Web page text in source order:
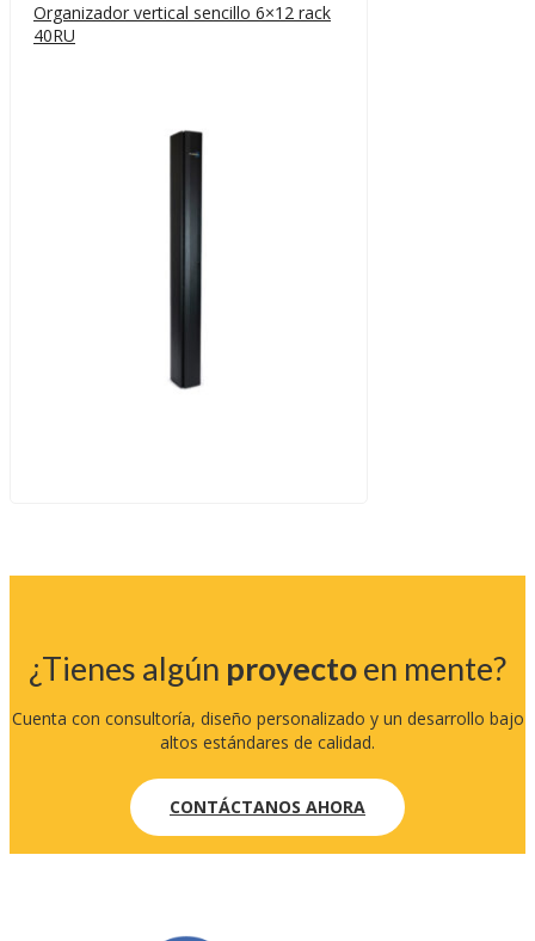
Organizador vertical sencillo 6×12 rack
40RU
¿Tienes algún proyectoen mente?
Cuenta con consultoría, diseño personalizado y un desarrollo bajo
altos estándares de calidad.
CONTÁCTANOS AHORA